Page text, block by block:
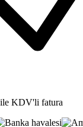
KDV'li fatura